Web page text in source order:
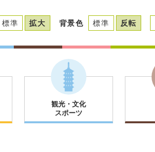
標準 拡大 背景色 標準 反転
観光・文化
スポーツ